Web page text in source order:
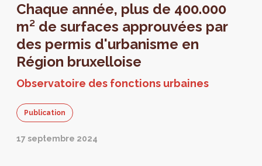
Chaque année, plus de 400.000
m² de surfaces approuvées par
des permis d'urbanisme en
Région bruxelloise
Observatoire des fonctions urbaines
Publication
17 septembre 2024